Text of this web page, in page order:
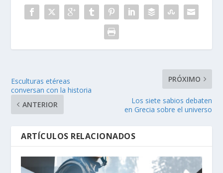
Esculturas etéreas
conversan con la historia
ANTERIOR
PRÓXIMO
Los siete sabios debaten
en Grecia sobre el universo
ARTÍCULOS RELACIONADOS